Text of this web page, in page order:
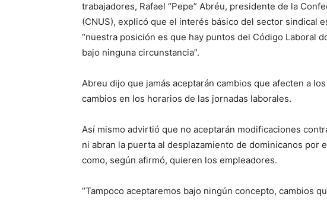
trabajadores, Rafael “Pepe” Abréu, presidente de la
(CNUS), explicó que el interés básico del sector sindical
“nuestra posición es que hay puntos del Código Laboral
bajo ninguna circunstancia”.
Abreu dijo que jamás aceptarán cambios que afecten a
cambios en los horarios de las jornadas laborales.
Así mismo advirtió que no aceptarán modificaciones
ni abran la puerta al desplazamiento de dominicanos por
como, según afirmó, quieren los empleadores.
“Tampoco aceptaremos bajo ningún concepto, cambios